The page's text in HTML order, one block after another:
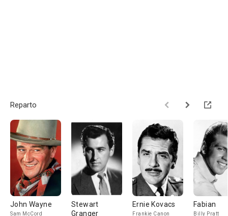
Reparto
John Wayne
Sam McCord
Stewart
Granger
Ernie Kovacs
Frankie Canon
Fabian
Billy Pratt